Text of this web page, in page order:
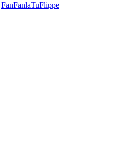
FanFanlaTuFlippe